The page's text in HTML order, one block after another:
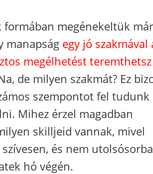
formában megénekeltük már
manapság egy jó szakmával
megélhetést teremthetsz
de milyen szakmát? Ez
szempontot fel tudunk
Mihez érzel magadban
skilljeid vannak, mivel
és nem
hó végén.